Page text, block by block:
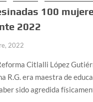
100
2022
2022
Citlalli López
R.G. era maestra de
sido agredida